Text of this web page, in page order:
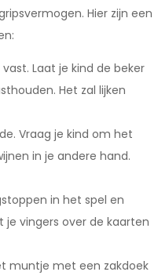
Hier zijn een
Laat je kind de beker
Het zal lijken
Vraag je kind om het
in je andere hand.
in het spel en
vingers over de kaarten
muntje met een zakdoek